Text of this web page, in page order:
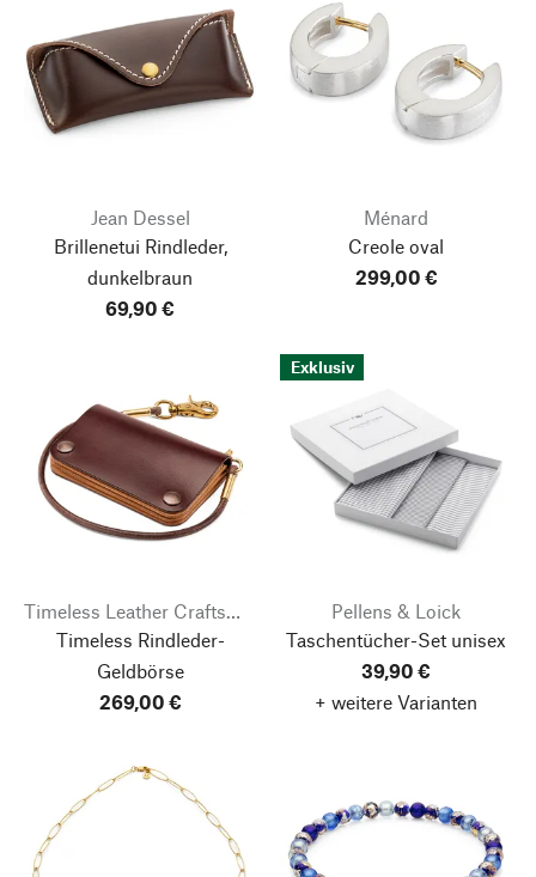
Jean Dessel
Brillenetui Rindleder,
dunkelbraun
69,90 €
Ménard
Creole oval
299,00 €
Timeless Leather Craftsmanship
Timeless Rindleder-
Geldbörse
269,00 €
Exklusiv
Pellens & Loick
Taschentücher-Set unisex
39,90 €
+ weitere Varianten